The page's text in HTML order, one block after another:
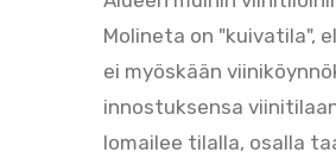
Molineta on "kuivatila",
ei myöskään
innostuksensa
lomailee tilalla, osalla